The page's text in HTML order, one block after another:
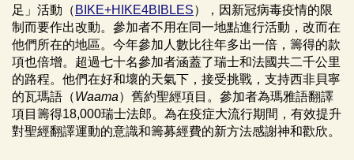
足」活動（ BIKE+HIKE4BIBLES），因新冠病毒疫情的限
制而要作出改動。參加者不用在同一地點進行活動，改而在
他們所在的地區。今年參加人數比往年多出一倍，籌得的款
項也倍增。超過七十名參加者涵蓋了瑞士和法國共二千公里
的路程。他們在好和壞的天氣下，接受挑戰，支持西非貝寧
的瓦瑪語（Waama）舊約聖經項目。參加者為瑪雅語翻譯
項目籌得18,000瑞士法郎。為在疫症大流行期間，有效提升
對聖經翻譯運動的意識和籌募經費的新方法感謝神和歡欣。